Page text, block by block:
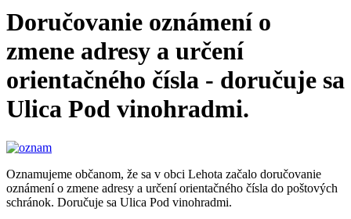
Doručovanie oznámení o
zmene adresy a určení
orientačného čísla - doručuje sa
Ulica Pod vinohradmi.
Oznamujeme občanom, že sa v obci Lehota začalo doručovanie
oznámení o zmene adresy a určení orientačného čísla do poštových
schránok. Doručuje sa Ulica Pod vinohradmi.